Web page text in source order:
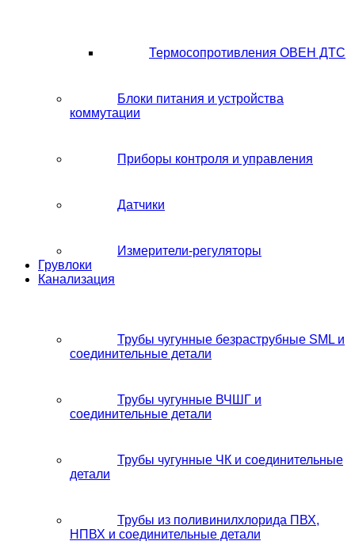
Термосопротивления ОВЕН ДТС
Блоки питания и устройства
коммутации
Приборы контроля и управления
Датчики
Измерители-регуляторы
Грувлоки
Канализация
Трубы чугунные безраструбные SML и
соединительные детали
Трубы чугунные ВЧШГ и
соединительные детали
Трубы чугунные ЧК и соединительные
детали
Трубы из поливинилхлорида ПВХ,
НПВХ и соединительные детали